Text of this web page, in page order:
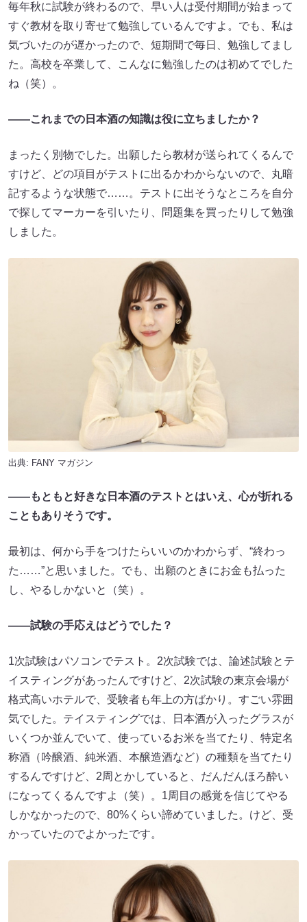
毎年秋に試験が終わるので、早い人は受付期間が始まって
すぐ教材を取り寄せて勉強しているんですよ。でも、私は
気づいたのが遅かったので、短期間で毎日、勉強してまし
た。高校を卒業して、こんなに勉強したのは初めてでした
ね（笑）。
――これまでの日本酒の知識は役に立ちましたか？
まったく別物でした。出願したら教材が送られてくるんで
すけど、どの項目がテストに出るかわからないので、丸暗
記するような状態で……。テストに出そうなところを自分
で探してマーカーを引いたり、問題集を買ったりして勉強
しました。
出典: FANY マガジン
――もともと好きな日本酒のテストとはいえ、心が折れる
こともありそうです。
最初は、何から手をつけたらいいのかわからず、“終わっ
た……”と思いました。でも、出願のときにお金も払った
し、やるしかないと（笑）。
――試験の手応えはどうでした？
1次試験はパソコンでテスト。2次試験では、論述試験とテ
イスティングがあったんですけど、2次試験の東京会場が
格式高いホテルで、受験者も年上の方ばかり。すごい雰囲
気でした。テイスティングでは、日本酒が入ったグラスが
いくつか並んでいて、使っているお米を当てたり、特定名
称酒（吟醸酒、純米酒、本醸造酒など）の種類を当てたり
するんですけど、2周とかしていると、だんだんほろ酔い
になってくるんですよ（笑）。1周目の感覚を信じてやる
しかなかったので、80%くらい諦めていました。けど、受
かっていたのでよかったです。